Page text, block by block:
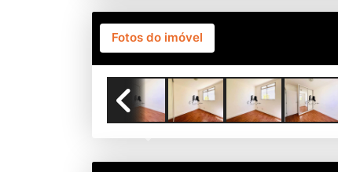
Fotos do imóvel